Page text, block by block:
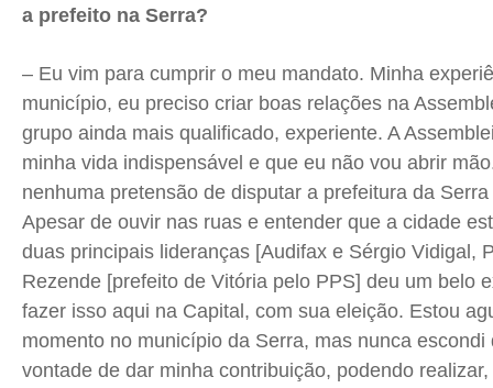
a prefeito na Serra?
– Eu vim para cumprir o meu mandato. Minha
município, eu preciso criar boas relações na
grupo ainda mais qualificado, experiente. A
minha vida indispensável e que eu não vou abrir
nenhuma pretensão de disputar a prefeitura da
Apesar de ouvir nas ruas e entender que a cidade
duas principais lideranças [Audifax e Sérgio Vidigal,
Rezende [prefeito de Vitória pelo PPS] deu um belo
fazer isso aqui na Capital, com sua eleição. Estou
momento no município da Serra, mas nunca
vontade de dar minha contribuição, podendo